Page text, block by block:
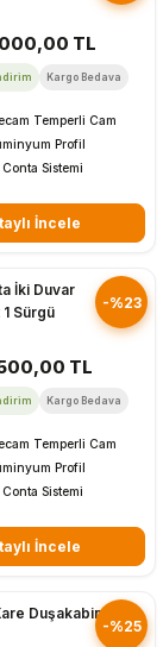
TL
Kargo Bedava
Temperli Cam
Profil
Conta Sistemi
İncele
-%23
İki Duvar
1 Sürgü
TL
Kargo Bedava
Temperli Cam
Profil
Conta Sistemi
İncele
-%25
Duşakabin